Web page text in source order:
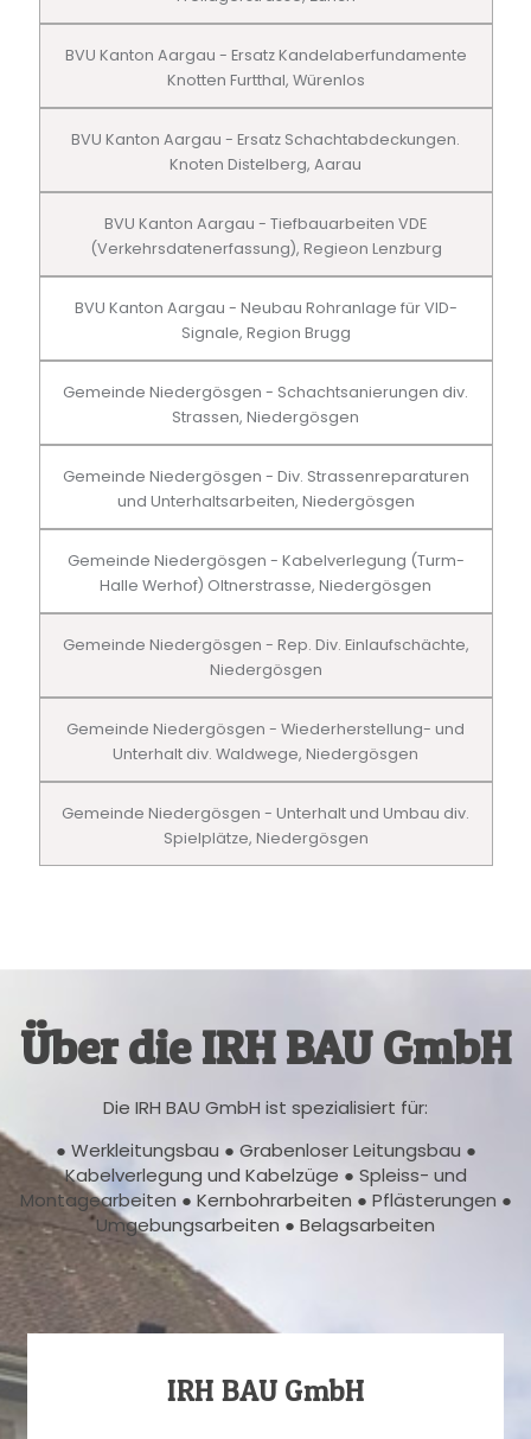
BVU Kanton Aargau - Ersatz Kandelaberfundamente
Knotten Furtthal, Würenlos
BVU Kanton Aargau - Ersatz Schachtabdeckungen.
Knoten Distelberg, Aarau
BVU Kanton Aargau - Tiefbauarbeiten VDE
(Verkehrsdatenerfassung), Regieon Lenzburg
BVU Kanton Aargau - Neubau Rohranlage für VID-
Signale, Region Brugg
Gemeinde Niedergösgen - Schachtsanierungen div.
Strassen, Niedergösgen
Gemeinde Niedergösgen - Div. Strassenreparaturen
und Unterhaltsarbeiten, Niedergösgen
Gemeinde Niedergösgen - Kabelverlegung (Turm-
Halle Werhof) Oltnerstrasse, Niedergösgen
Gemeinde Niedergösgen - Rep. Div. Einlaufschächte,
Niedergösgen
Gemeinde Niedergösgen - Wiederherstellung- und
Unterhalt div. Waldwege, Niedergösgen
Gemeinde Niedergösgen - Unterhalt und Umbau div.
Spielplätze, Niedergösgen
Über die IRH BAU GmbH
Die IRH BAU GmbH ist spezialisiert für:
● Werkleitungsbau ● Grabenloser Leitungsbau ●
Kabelverlegung und Kabelzüge ● Spleiss- und
Montagearbeiten ● Kernbohrarbeiten ● Pflästerungen ●
Umgebungsarbeiten ● Belagsarbeiten
IRH BAU GmbH